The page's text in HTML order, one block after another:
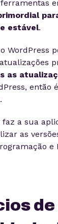
estável.
WordPress
as
então
faz a sua
as
e